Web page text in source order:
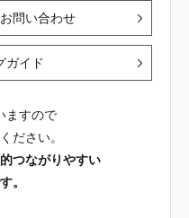
問い合わせ
ガイド
ますので
ださい。
つながりやすい
。